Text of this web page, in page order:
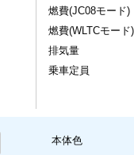
燃費(JC08モード)
燃費(WLTCモード)
排気量
乗車定員
本体色